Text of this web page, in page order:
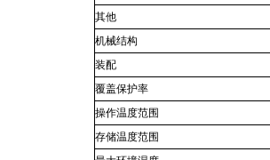
其他
机械结构
装配
覆盖保护率
操作温度范围
存储温度范围